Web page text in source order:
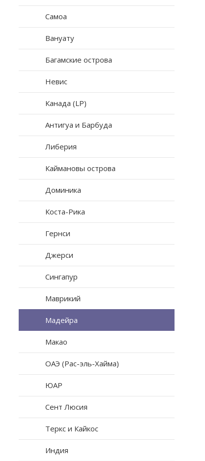
Самоа
Вануату
Багамские острова
Невис
Канада (LP)
Антигуа и Барбуда
Либерия
Каймановы острова
Доминика
Коста-Рика
Гернси
Джерси
Сингапур
Маврикий
Мадейра
Макао
ОАЭ (Рас-эль-Хайма)
ЮАР
Сент Люсия
Теркс и Кайкос
Индия